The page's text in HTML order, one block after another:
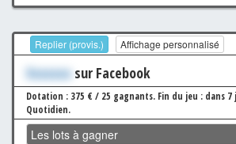
Replier (provis.) Affichage personnalisé
Xxxxxxx sur Facebook
Dotation : 375 € / 25 gagnants. Fin du jeu : dans 7
Quotidien.
Les lots à gagner